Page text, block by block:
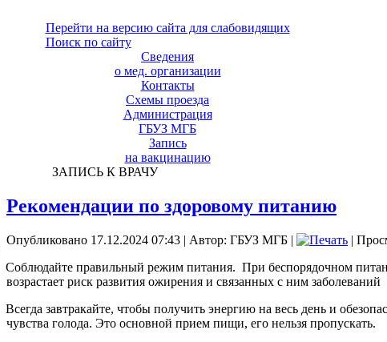
Перейти на версию сайта для слабовидящих
Поиск по сайту
Сведения
о мед. организации
Контакты
Схемы проезда
Администрация
ГБУЗ МГБ
Запись
на вакцинацию
ЗАПИСЬ К ВРАЧУ
Рекомендации по здоровому питанию
Опубликовано 17.12.2024 07:43 | Автор: ГБУЗ МГБ |
|
Соблюдайте правильный режим питания. При беспорядочном
возрастает риск развития ожирения и связанных с ним заболеваний
Всегда завтракайте, чтобы получить энергию на весь день и
чувства голода. Это основной прием пищи, его нельзя пропускать.